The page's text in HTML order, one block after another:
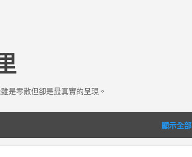
是零散但卻是最真實的呈現。
顯示全部